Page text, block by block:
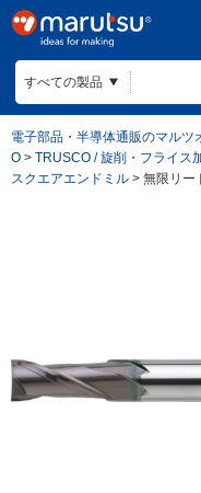
電子部品・半導体通販のマルツ
O > TRUSCO / 旋削・フライス
スクエアエンドミル > 無限リー